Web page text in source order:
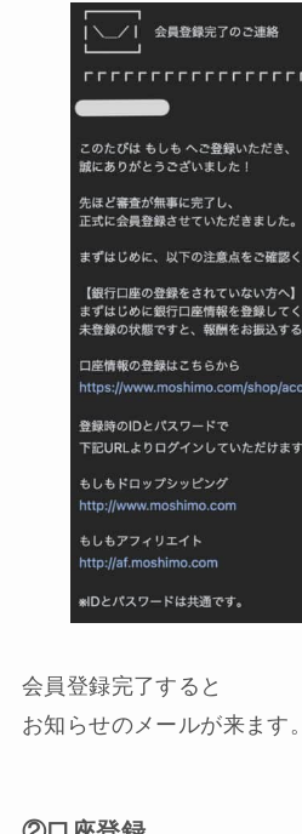
会員登録完了すると
お知らせのメールが来ます。